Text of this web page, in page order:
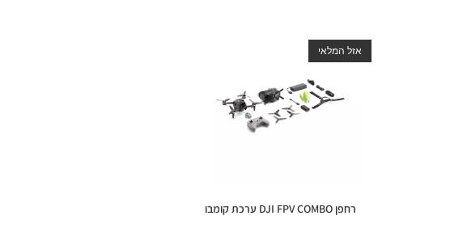
אזל המלאי
רחפן DJI FPV COMBO ערכת קומבו